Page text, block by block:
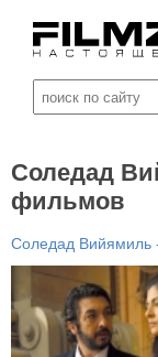
Соледад
фильмов
Соледад Вийямиль